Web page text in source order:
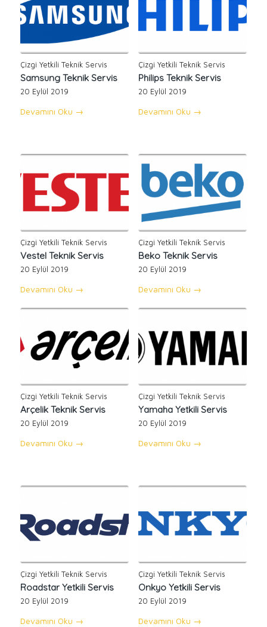
Çizgi Yetkili Teknik Servis
Samsung Teknik Servis
20 Eylül 2019
Devamını Oku →
Çizgi Yetkili Teknik Servis
Philips Teknik Servis
20 Eylül 2019
Devamını Oku →
Çizgi Yetkili Teknik Servis
Vestel Teknik Servis
20 Eylül 2019
Devamını Oku →
Çizgi Yetkili Teknik Servis
Beko Teknik Servis
20 Eylül 2019
Devamını Oku →
Çizgi Yetkili Teknik Servis
Arçelik Teknik Servis
20 Eylül 2019
Devamını Oku →
Çizgi Yetkili Teknik Servis
Yamaha Yetkili Servis
20 Eylül 2019
Devamını Oku →
Çizgi Yetkili Teknik Servis
Roadstar Yetkili Servis
20 Eylül 2019
Devamını Oku →
Çizgi Yetkili Teknik Servis
Onkyo Yetkili Servis
20 Eylül 2019
Devamını Oku →